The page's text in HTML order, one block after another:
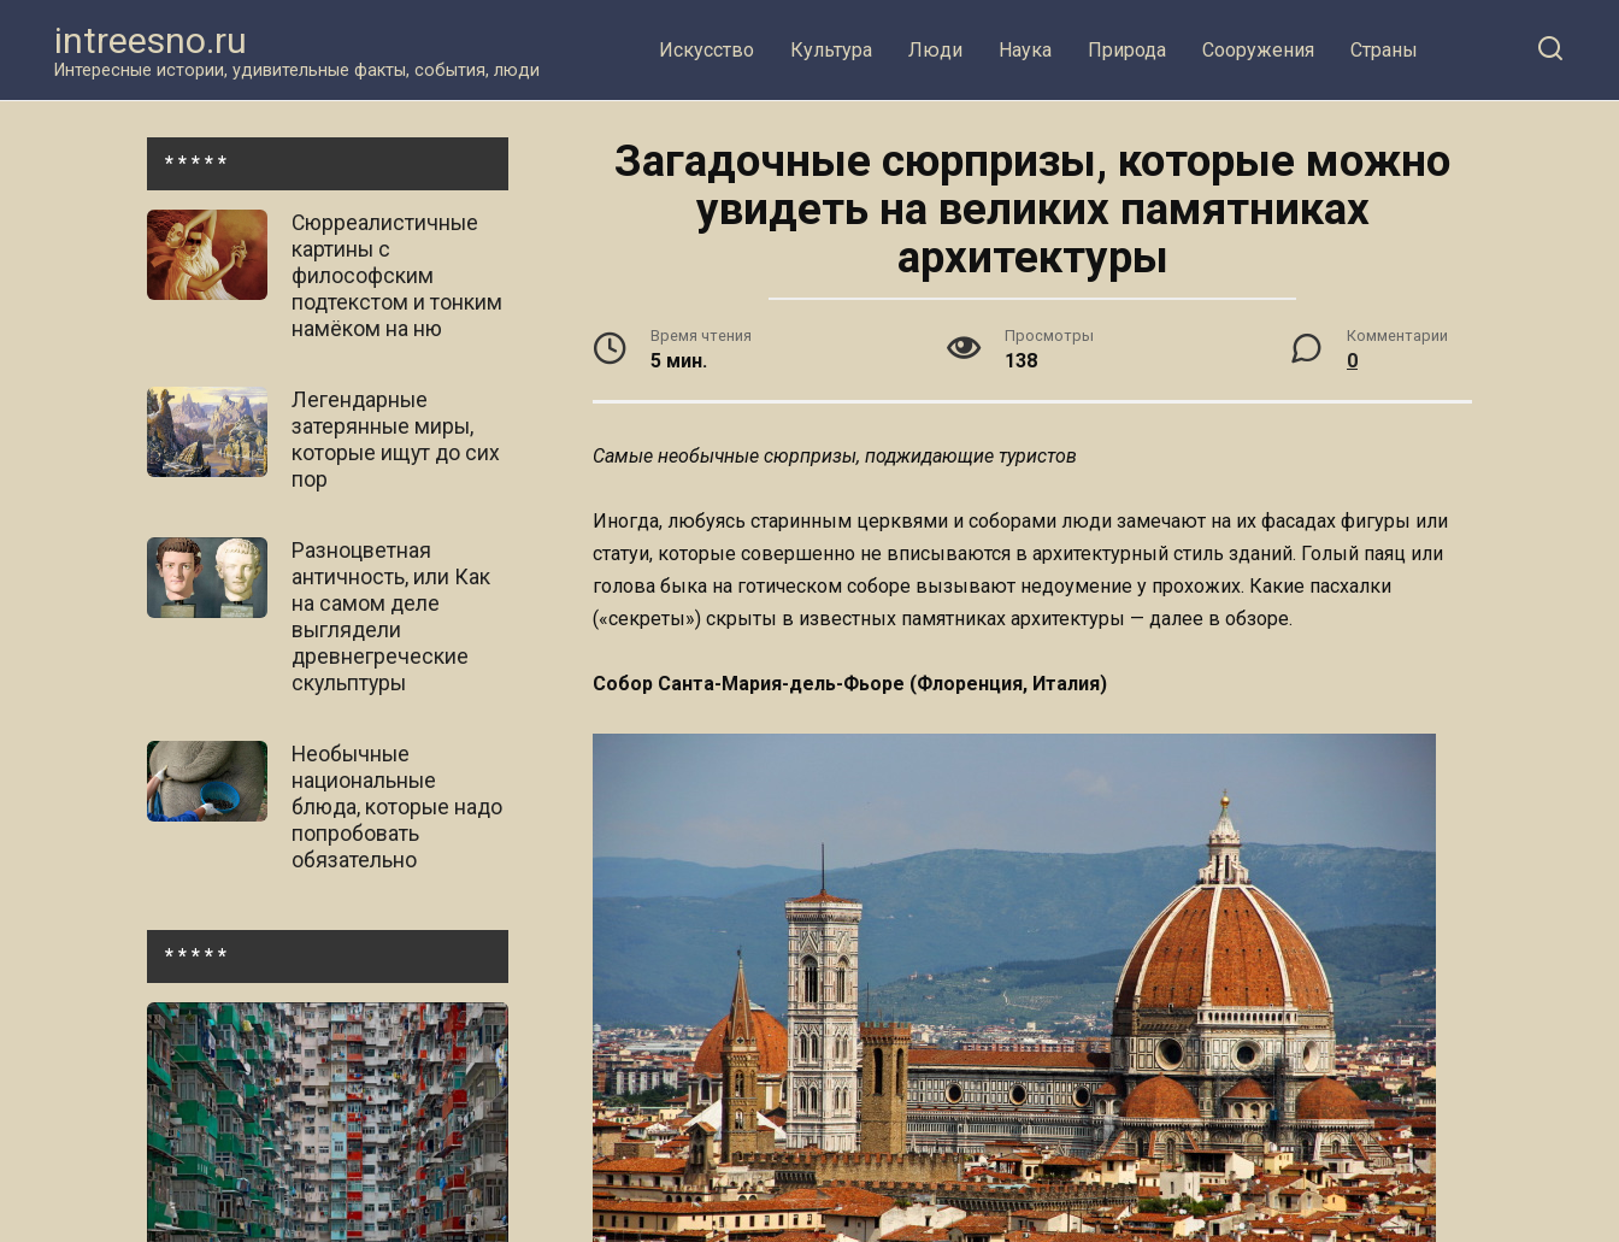
контенту
intreesno.ru
Интересные истории, удивительные факты, события, люди
Искусство Культура Люди Наука Природа Сооружения Страны
Загадочные сюрпризы, которые можно
увидеть на великих памятниках
архитектуры
Время чтения
5 мин.
Просмотры
138
Комментарии
0
Самые необычные сюрпризы, поджидающие туристов
Иногда, любуясь старинным церквями и соборами люди замечают на их фасадах фигуры или
статуи, которые совершенно не вписываются в архитектурный стиль зданий. Голый паяц или
голова быка на готическом соборе вызывают недоумение у прохожих. Какие пасхалки
(«секреты») скрыты в известных памятниках архитектуры — далее в обзоре.
Собор Санта-Мария-дель-Фьоре (Флоренция, Италия)
* * * * *
Сюрреалистичные
картины c
философским
подтекстом и тонким
намёком на ню
Легендарные
затерянные миры,
которые ищут до сих
пор
Разноцветная
античность, или Как
на самом деле
выглядели
древнегреческие
скульптуры
Необычные
национальные
блюда, которые надо
попробовать
обязательно
* * * * *